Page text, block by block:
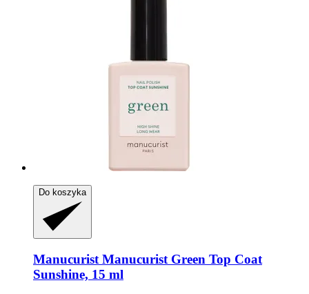
Do koszyka
Manucurist Manucurist Green Top Coat
Sunshine, 15 ml